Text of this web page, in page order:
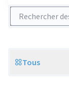
Rechercher des
Scope
Tous